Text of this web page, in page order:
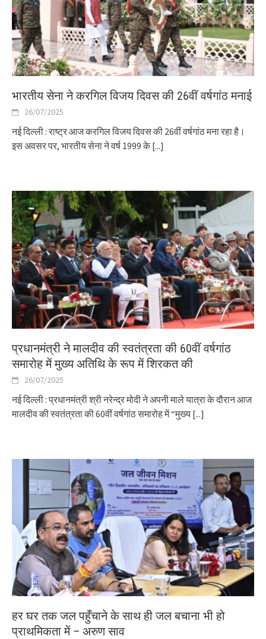
भारतीय सेना ने करगिल विजय दिवस की 26वीं वर्षगांठ मनाई
26/07/2025
नई दिल्ली : राष्ट्र आज करगिल विजय दिवस की 26वीं वर्षगांठ मना रहा है।
इस अवसर पर, भारतीय सेना ने वर्ष 1999 के [...]
प्रधानमंत्री ने मालदीव की स्वतंत्रता की 60वीं वर्षगांठ
समारोह में मुख्य अतिथि के रूप में शिरकत की
26/07/2025
नई दिल्ली : प्रधानमंत्री श्री नरेन्द्र मोदी ने अपनी माले यात्रा के दौरान आज
मालदीव की स्वतंत्रता की 60वीं वर्षगांठ समारोह में “मुख्य [...]
हर घर तक जल पहुँचाने के साथ ही जल बचाना भी हो
प्राथमिकता में – अरुण साव